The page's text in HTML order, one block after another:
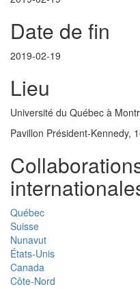
Date de fin
2019-02-19
Lieu
Université du Québec à
Pavillon Président-Kennedy,
Québec
Suisse
Nunavut
États-Unis
Canada
Côte-Nord